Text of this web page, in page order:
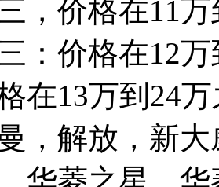
，价格在11
：价格在12
在13万到24
，解放，新